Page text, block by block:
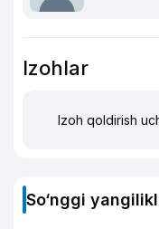
Izohlar
Izoh qoldirish
So‘nggi